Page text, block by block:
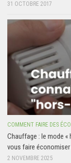
31 OCTOBRE 2017
COMMENT FAIRE DES
Chauffage : le mode
vous faire
2 NOVEMBRE 2025